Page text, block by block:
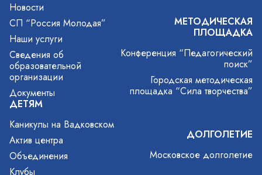
Новости
СП “Россия Молодая”
Наши услуги
Сведения об
образовательной
организации
Документы
ДЕТЯМ
Каникулы на Вадковском
Актив центра
Объединения
Клубы
МЕТОДИЧЕСКАЯ
ПЛОЩАДКА
Конференция “Педагогический
поиск”
Городская методическая
площадка “Сила творчества”
ДОЛГОЛЕТИЕ
Московское долголетие